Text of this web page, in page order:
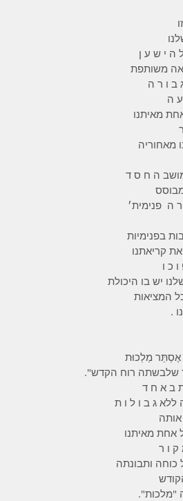
ה י ש ע ן
משותפת
ב ו ר ה
ה
מאיתנו
מאחוריה
ה ח ס ד
ה  פנימית׳
בפנימיות
קריאתנו
כ ו
יש בו היכולת
המציאות
.
אֶסְתֵּר מַלְכוּת
שלבשתה רוח הקדש".
ב א ח ד
ללא ג ב ו ל ו ת
אחת מאיתנו
ו ר
כוחה ותבונתה
"מלכות".